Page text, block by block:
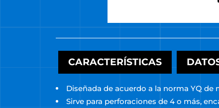
CARACTERÍSTICAS
Diseñada de acuerdo a la norma YQ
Sirve para perforaciones de 4 o más,